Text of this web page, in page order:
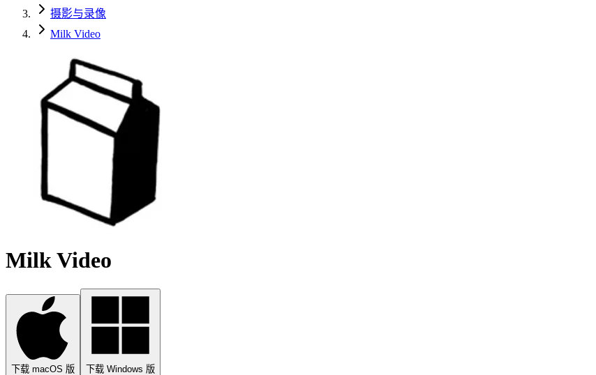
摄影与录像
Milk Video
Milk Video
下载 macOS 版 下载 Windows 版